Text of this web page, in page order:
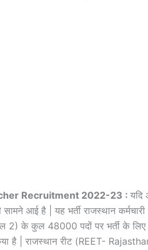
Recruitment 2022-23 : यदि
आई है | यह भर्ती राजस्थान कर्मचारी
2) के कुल 48000 पदों पर भर्ती के लिए
है | राजस्थान रीट (REET-